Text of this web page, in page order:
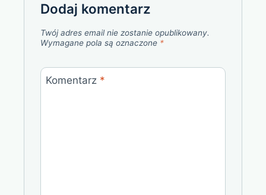
Dodaj komentarz
Twój adres email nie zostanie opublikowany.
Wymagane pola są oznaczone *
Komentarz *